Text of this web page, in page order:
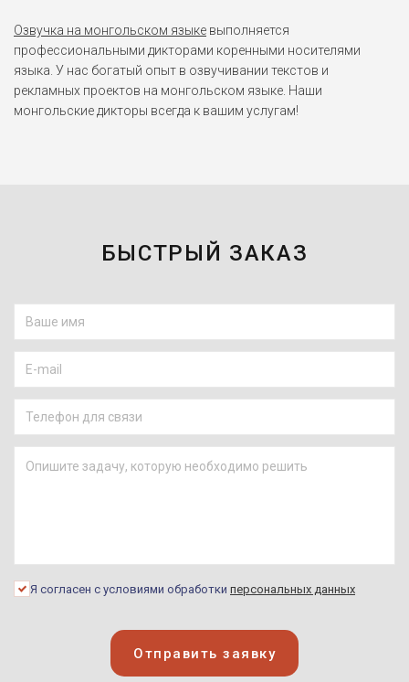
Озвучка на монгольском языке выполняется
профессиональными дикторами коренными носителями
языка. У нас богатый опыт в озвучивании текстов и
рекламных проектов на монгольском языке. Наши
монгольские дикторы всегда к вашим услугам!
БЫСТРЫЙ ЗАКАЗ
Я согласен с условиями обработки персональных данных
Отправить заявку